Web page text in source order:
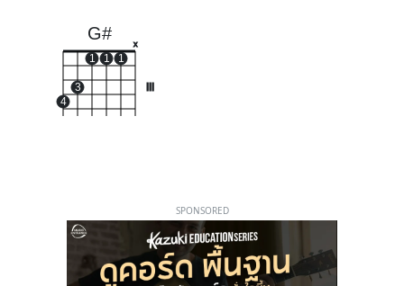
G#
4
3
1 1 1
x
SPONSORED